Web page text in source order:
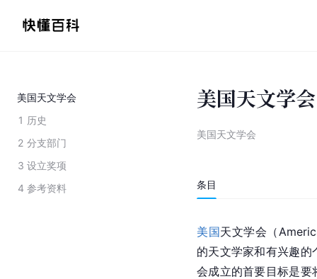
美国天文学会
1 历史
2 分支部门
3 设立奖项
4 参考资料
美国天文学会
美国天文学会
条目
美国天文学会（
的天文学家和有兴趣
会成立的首要目标是要